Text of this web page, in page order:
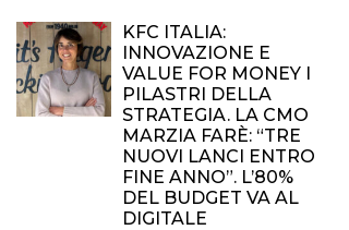
KFC ITALIA:
INNOVAZIONE E
VALUE FOR MONEY I
PILASTRI DELLA
STRATEGIA. LA CMO
MARZIA FARÈ: “TRE
NUOVI LANCI ENTRO
FINE ANNO”. L’80%
DEL BUDGET VA AL
DIGITALE